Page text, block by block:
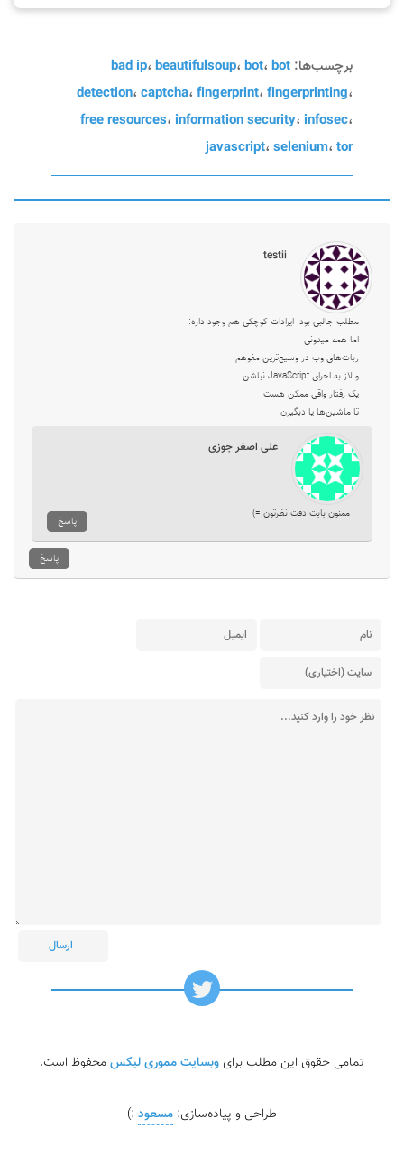
برچسب‌ها: bad ip،beautifulsoup،bot،bot
detection،captcha،fingerprint،fingerprinting،
free resources، information security، infosec،
javascript،selenium،tor
testii
مطلب جالبی بود. ایرادات کوچکی هم وجود داره:
اما همه میدونی
ربات‌های وب در وسیع‌ترین مفوهم
و لاز به اجرای JavaScript نباشن.
یک رفتار واقی ممکن هست
تا ماشین‌ها یا دبگیرن
پاسخ
علی اصغر جوزی
ممنون بابت دقت نظرتون =)
پاسخ
تمامی حقوق این مطلب برای وبسایت مموری لیکسمحفوظ است.
طراحی و پیاده‌سازی: مسعود :)